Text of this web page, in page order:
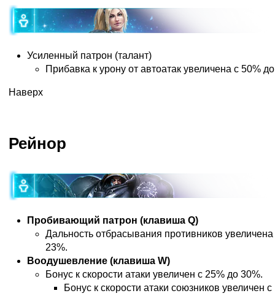
Усиленный патрон (талант)
Прибавка к урону от автоатак увеличена с 50%
Наверх
Рейнор
Пробивающий патрон (клавиша Q)
Дальность отбрасывания противников
23%.
Воодушевление (клавиша W)
Бонус к скорости атаки увеличен с 25% до 30%.
Бонус к скорости атаки союзников увеличен